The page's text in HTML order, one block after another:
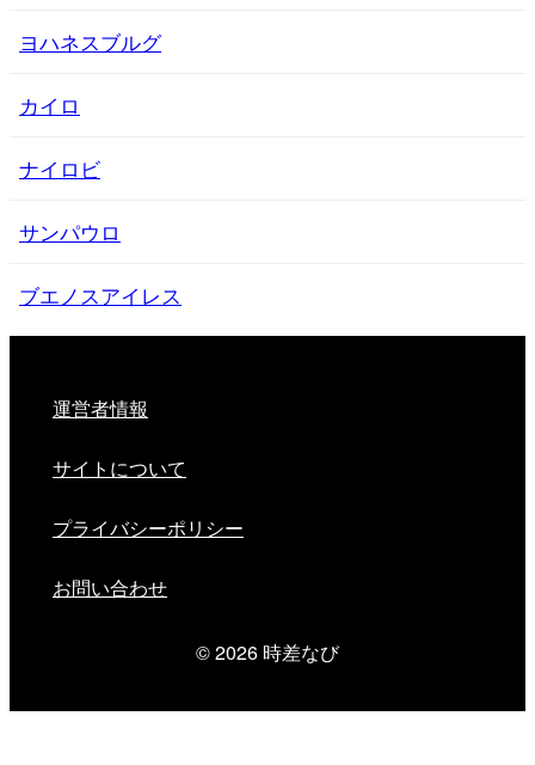
ヨハネスブルグ
カイロ
ナイロビ
サンパウロ
ブエノスアイレス
運営者情報
サイトについて
プライバシーポリシー
お問い合わせ
© 2026 時差なび